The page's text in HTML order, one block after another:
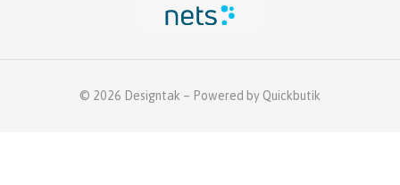
© 2026 Designtak – Powered by Quickbutik